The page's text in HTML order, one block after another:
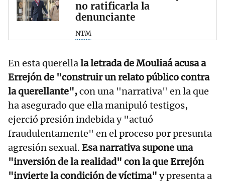
no ratificarla la
denunciante
NTM
En esta querellala letrada de Mouliaá acusa a
Errejón de "construir un relato público contra
la querellante",con una "narrativa" en la que
ha asegurado que ella manipuló testigos,
ejerció presión indebida y "actuó
fraudulentamente" en el proceso por presunta
agresión sexual. Esa narrativa supone una
"inversión de la realidad" con la que Errejón
"invierte la condición de víctima" y presenta a